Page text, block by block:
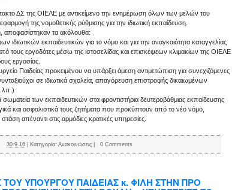
ΔΣ της ΟΙΕΛΕ με αντικείμενο την ενημέρωση όλων των μελών του
της νομοθετικής ρύθμισης για την ιδιωτική εκπαίδευση.
αποφασίστηκαν τα ακόλουθα:
ιδιωτικών εκπαιδευτικών για το νόμο και για την αναγκαιότητα καταγγελίας
τους εργοδότες μέσω της ιστοσελίδας και επισκέψεων κλιμακίων της ΟΙΕΛΕ
εργασίας.
Παιδείας προκειμένου να υπάρξει άμεση αντιμετώπιση για συνεχιζόμενες
σε ιδιωτικά σχολεία, απαγόρευση επιστροφής δικαιωμένων
των εκπαιδευτικών στα φροντιστήρια δευτεροβάθμιας εκπαίδευσης
και ασφαλιστικά τους ζητήματα που προκύπτουν από το νέο νόμο,
απέναντι στις αρμόδιες κρατικές υπηρεσίες.
30.9.16 Κατηγορία:Ανακοινώσεις 0 Comments
ΤΟΥ ΥΠΟΥΡΓΟΥ ΠΑΙΔΕΙΑΣ κ. ΦΙΛΗ ΣΤΗΝ ΠΡΟ